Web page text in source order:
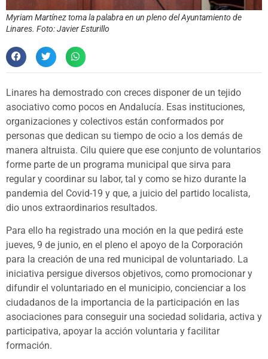
Myriam Martínez toma la palabra en un pleno del Ayuntamiento de
Linares. Foto: Javier Esturillo
Linares ha demostrado con creces disponer de un tejido
asociativo como pocos en Andalucía. Esas instituciones,
organizaciones y colectivos están conformados por
personas que dedican su tiempo de ocio a los demás de
manera altruista. Cilu quiere que ese conjunto de voluntarios
forme parte de un programa municipal que sirva para
regular y coordinar su labor, tal y como se hizo durante la
pandemia del Covid-19 y que, a juicio del partido localista,
dio unos extraordinarios resultados.
Para ello ha registrado una moción en la que pedirá este
jueves, 9 de junio, en el pleno el apoyo de la Corporación
para la creación de una red municipal de voluntariado. La
iniciativa persigue diversos objetivos, como promocionar y
difundir el voluntariado en el municipio, concienciar a los
ciudadanos de la importancia de la participación en las
asociaciones para conseguir una sociedad solidaria, activa y
participativa, apoyar la acción voluntaria y facilitar
formación.